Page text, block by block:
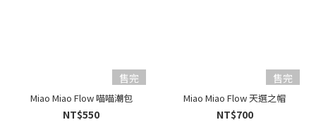
售完
Miao Miao Flow 喵喵潮包
NT$550
售完
Miao Miao Flow 天選之帽
NT$700